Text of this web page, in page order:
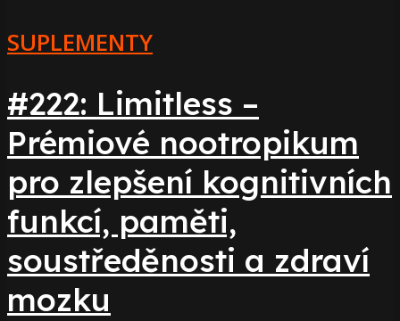
SUPLEMENTY
#222: Limitless –
Prémiové nootropikum
pro zlepšení kognitivních
funkcí, paměti,
soustředěnosti a zdraví
mozku